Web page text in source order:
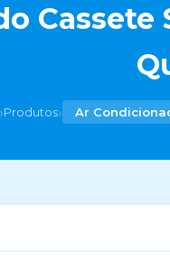
›Produtos› Ar